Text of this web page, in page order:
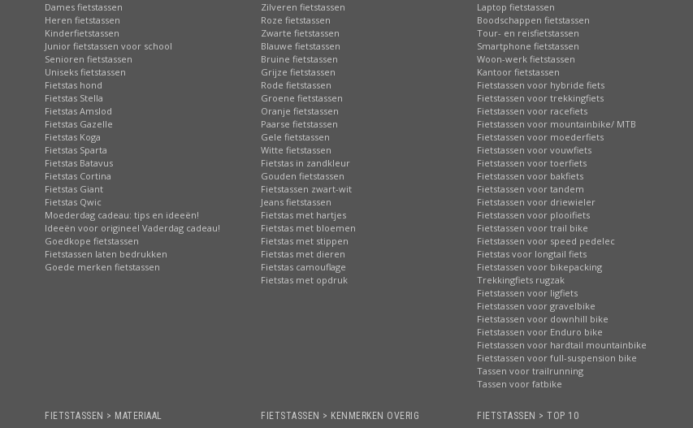
Dames fietstassen
Heren fietstassen
Kinderfietstassen
Junior fietstassen voor school
Senioren fietstassen
Uniseks fietstassen
Fietstas hond
Fietstas Stella
Fietstas Amslod
Fietstas Gazelle
Fietstas Koga
Fietstas Sparta
Fietstas Batavus
Fietstas Cortina
Fietstas Giant
Fietstas Qwic
Moederdag cadeau: tips en ideeën!
Ideeën voor origineel Vaderdag cadeau!
Goedkope fietstassen
Fietstassen laten bedrukken
Goede merken fietstassen
Zilveren fietstassen
Roze fietstassen
Zwarte fietstassen
Blauwe fietstassen
Bruine fietstassen
Grijze fietstassen
Rode fietstassen
Groene fietstassen
Oranje fietstassen
Paarse fietstassen
Gele fietstassen
Witte fietstassen
Fietstas in zandkleur
Gouden fietstassen
Fietstassen zwart-wit
Jeans fietstassen
Fietstas met hartjes
Fietstas met bloemen
Fietstas met stippen
Fietstas met dieren
Fietstas camouflage
Fietstas met opdruk
Laptop fietstassen
Boodschappen fietstassen
Tour- en reisfietstassen
Smartphone fietstassen
Woon-werk fietstassen
Kantoor fietstassen
Fietstassen voor hybride fiets
Fietstassen voor trekkingfiets
Fietstassen voor racefiets
Fietstassen voor mountainbike/ MTB
Fietstassen voor moederfiets
Fietstassen voor vouwfiets
Fietstassen voor toerfiets
Fietstassen voor bakfiets
Fietstassen voor tandem
Fietstassen voor driewieler
Fietstassen voor plooifiets
Fietstassen voor trail bike
Fietstassen voor speed pedelec
Fietstas voor longtail fiets
Fietstassen voor bikepacking
Trekkingfiets rugzak
Fietstassen voor ligfiets
Fietstassen voor gravelbike
Fietstassen voor downhill bike
Fietstassen voor Enduro bike
Fietstassen voor hardtail mountainbike
Fietstassen voor full-suspension bike
Tassen voor trailrunning
Tassen voor fatbike
FIETSTASSEN > MATERIAAL FIETSTASSEN > KENMERKEN OVERIG FIETSTASSEN > TOP 10